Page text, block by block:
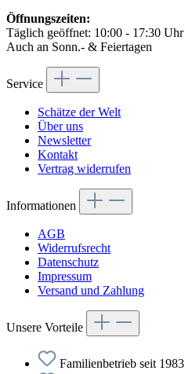
Öffnungszeiten:
Täglich geöffnet: 10:00 - 17:30 Uhr
Auch an Sonn.- & Feiertagen
Service
Schätze der Welt
Über uns
Newsletter
Kontakt
Vertrag widerrufen
Informationen
AGB
Widerrufsrecht
Datenschutz
Impressum
Versand und Zahlung
Unsere Vorteile
Familienbetrieb seit 1983